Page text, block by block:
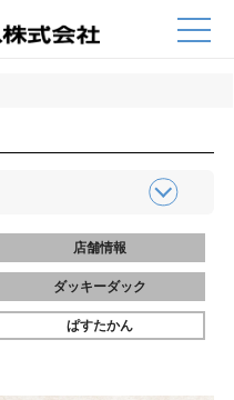
店舗情報
ダッキーダック
ぱすたかん